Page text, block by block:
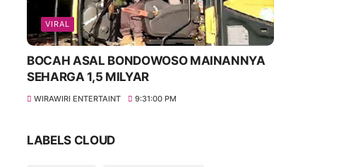
VIRAL
BOCAH ASAL BONDOWOSO MAINANNYA
SEHARGA 1,5 MILYAR
WIRAWIRI ENTERTAINT 9:31:00 PM
LABELS CLOUD